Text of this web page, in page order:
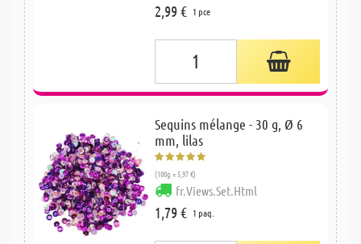
2,99 € 1 pce
Sequins mélange - 30 g, Ø 6
mm, lilas
(100g = 5,97 €)
fr.Views.Set.Html
1,79 € 1 paq.